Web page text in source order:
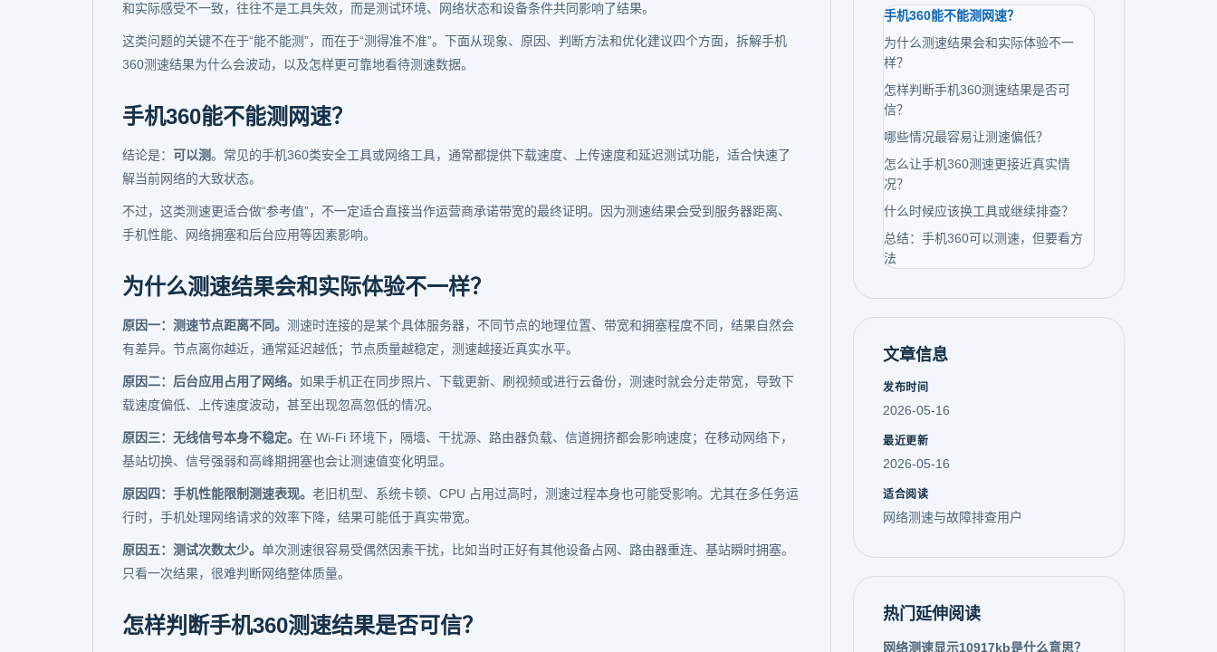
和实际感受不一致，往往不是工具失效，而是测试环境、网络状态和设备条件共同影响了结果。
这类问题的关键不在于“能不能测”，而在于“测得准不准”。下面从现象、原因、判断方法和优化建议四个方面，拆解手机
360测速结果为什么会波动，以及怎样更可靠地看待测速数据。
手机360能不能测网速？
结论是： 可以测。常见的手机360类安全工具或网络工具，通常都提供下载速度、上传速度和延迟测试功能，适合快速了
解当前网络的大致状态。
不过，这类测速更适合做“参考值”，不一定适合直接当作运营商承诺带宽的最终证明。因为测速结果会受到服务器距离、
手机性能、网络拥塞和后台应用等因素影响。
为什么测速结果会和实际体验不一样？
原因一：测速节点距离不同。 测速时连接的是某个具体服务器，不同节点的地理位置、带宽和拥塞程度不同，结果自然会
有差异。节点离你越近，通常延迟越低；节点质量越稳定，测速越接近真实水平。
原因二：后台应用占用了网络。 如果手机正在同步照片、下载更新、刷视频或进行云备份，测速时就会分走带宽，导致下
载速度偏低、上传速度波动，甚至出现忽高忽低的情况。
原因三：无线信号本身不稳定。 在 Wi-Fi 环境下，隔墙、干扰源、路由器负载、信道拥挤都会影响速度；在移动网络下，
基站切换、信号强弱和高峰期拥塞也会让测速值变化明显。
原因四：手机性能限制测速表现。 老旧机型、系统卡顿、CPU 占用过高时，测速过程本身也可能受影响。尤其在多任务运
行时，手机处理网络请求的效率下降，结果可能低于真实带宽。
原因五：测试次数太少。 单次测速很容易受偶然因素干扰，比如当时正好有其他设备占网、路由器重连、基站瞬时拥塞。
只看一次结果，很难判断网络整体质量。
怎样判断手机360测速结果是否可信？
手机360能不能测网速？
为什么测速结果会和实际体验不一
样？
怎样判断手机360测速结果是否可
信？
哪些情况最容易让测速偏低？
怎么让手机360测速更接近真实情
况？
什么时候应该换工具或继续排查？
总结：手机360可以测速，但要看方
法
文章信息
发布时间
2026-05-16
最近更新
2026-05-16
适合阅读
网络测速与故障排查用户
热门延伸阅读
网络测速显示10917kb是什么意思？